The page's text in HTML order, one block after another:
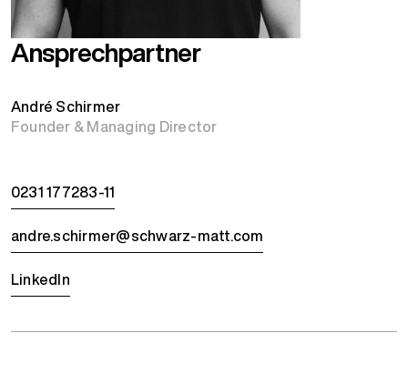
Ansprechpartner
André Schirmer
Founder & Managing Director
0231 177283-11
andre.schirmer@schwarz-matt.com
LinkedIn